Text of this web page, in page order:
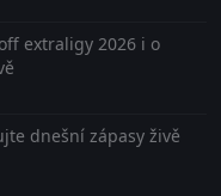
extraligy 2026 i o
dnešní zápasy živě